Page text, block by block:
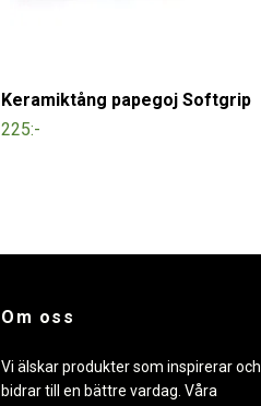
Keramiktång papegoj Softgrip
225:-
Om oss
Vi älskar produkter som inspirerar och
bidrar till en bättre vardag. Våra